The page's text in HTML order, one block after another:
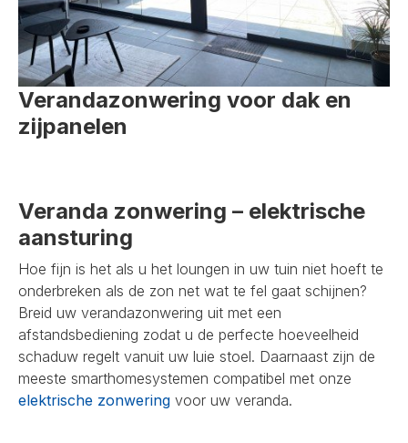
Verandazonwering voor dak en
zijpanelen
Veranda zonwering – elektrische
aansturing
Hoe fijn is het als u het loungen in uw tuin niet hoeft te
onderbreken als de zon net wat te fel gaat schijnen?
Breid uw verandazonwering uit met een
afstandsbediening zodat u de perfecte hoeveelheid
schaduw regelt vanuit uw luie stoel. Daarnaast zijn de
meeste smarthomesystemen compatibel met onze
elektrische zonwering voor uw veranda.